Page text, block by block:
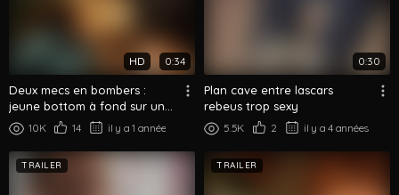
HD 0:34
Deux mecs en bombers :
jeune bottom à fond sur un
top poilu
10K 14 il y a 1 année
0:30
Plan cave entre lascars
rebeus trop sexy
5.5K 2 il y a 4 années
TRAILER TRAILER